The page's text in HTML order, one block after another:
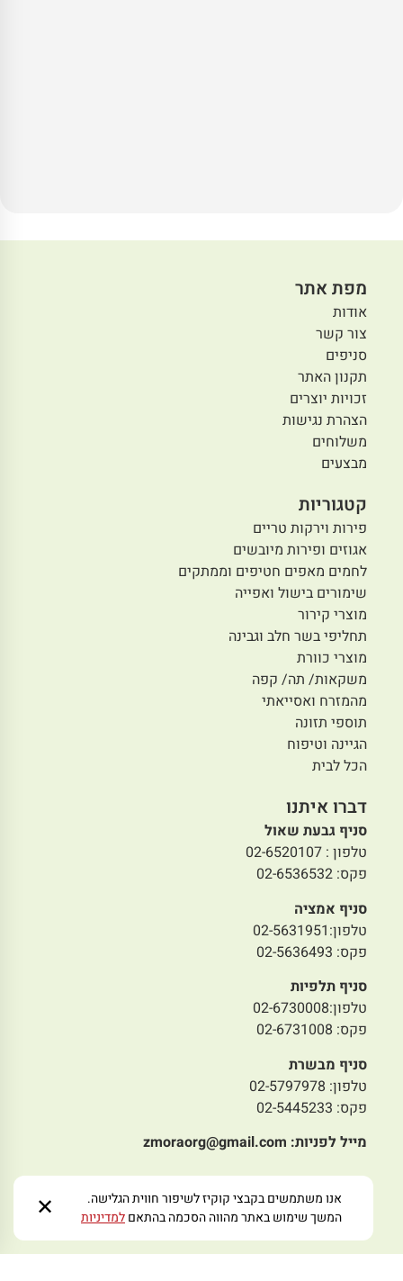
מפת אתר
אודות
צור קשר
סניפים
תקנון האתר
זכויות יוצרים
הצהרת נגישות
משלוחים
מבצעים
קטגוריות
פירות וירקות טריים
אגוזים ופירות מיובשים
לחמים מאפים חטיפים וממתקים
שימורים בישול ואפייה
מוצרי קירור
תחליפי בשר חלב וגבינה
מוצרי כוורת
משקאות/ תה/ קפה
מהמזרח ואסייאתי
תוספי תזונה
הגיינה וטיפוח
הכל לבית
דברו איתנו
סניף גבעת שאול
טלפון : 02-6520107
פקס: 02-6536532
סניף אמציה
טלפון:02-5631951
פקס: 02-5636493
סניף תלפיות
טלפון:02-6730008
פקס: 02-6731008
סניף מבשרת
טלפון: 02-5797978
פקס: 02-5445233
מייל לפניות: zmoraorg@gmail.com
עקבו אחרינו ברשתות
אנו משתמשים בקבצי קוקיז לשיפור חווית הגלישה.
המשך שימוש באתר מהווה הסכמה בהתאםלמדיניות ✕